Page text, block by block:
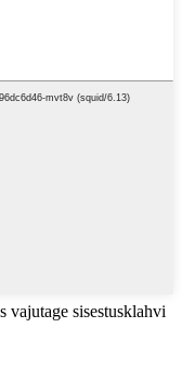
vajutage sisestusklahvi